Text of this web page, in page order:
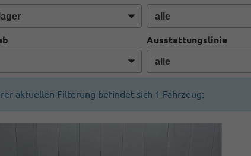
Ausstattungslinie
aktuellen Filterung befindet sich 1 Fahrzeug: